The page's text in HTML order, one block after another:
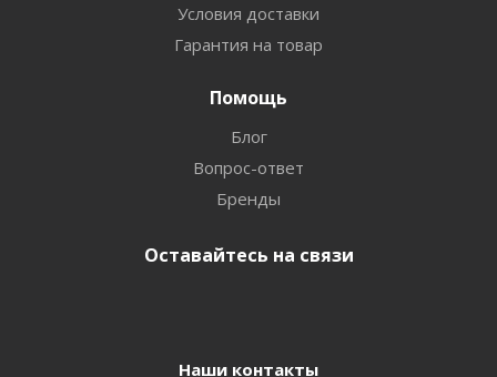
Условия доставки
Гарантия на товар
Помощь
Блог
Вопрос-ответ
Бренды
Оставайтесь на связи
Наши контакты